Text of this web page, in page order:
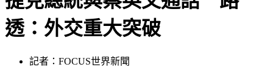
透：外交重大突破
記者：FOCUS世界新聞